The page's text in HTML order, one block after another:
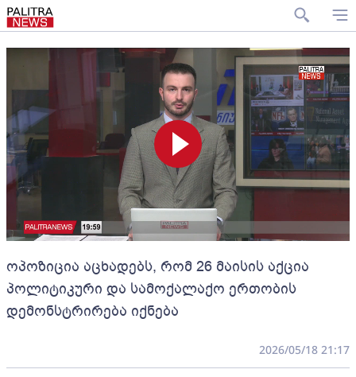
ოპოზიცია აცხადებს, რომ 26 მაისის აქცია
პოლიტიკური და სამოქალაქო ერთობის
დემონსტრირება იქნება
2026/05/18 21:17